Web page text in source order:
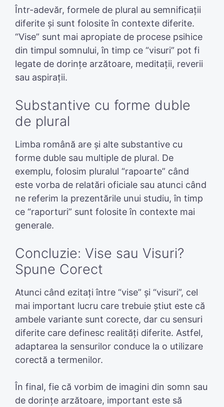
Într-adevăr, formele de plural au semnificații
diferite și sunt folosite în contexte diferite.
“Vise” sunt mai apropiate de procese psihice
din timpul somnului, în timp ce “visuri” pot fi
legate de dorințe arzătoare, meditații, reverii
sau aspirații.
Substantive cu forme duble
de plural
Limba română are și alte substantive cu
forme duble sau multiple de plural. De
exemplu, folosim pluralul “rapoarte” când
este vorba de relatări oficiale sau atunci când
ne referim la prezentările unui studiu, în timp
ce “raporturi” sunt folosite în contexte mai
generale.
Concluzie: Vise sau Visuri?
Spune Corect
Atunci când ezitați între “vise” și “visuri”, cel
mai important lucru care trebuie știut este că
ambele variante sunt corecte, dar cu sensuri
diferite care definesc realități diferite. Astfel,
adaptarea la sensurilor conduce la o utilizare
corectă a termenilor.
În final, fie că vorbim de imagini din somn sau
de dorințe arzătoare, important este să